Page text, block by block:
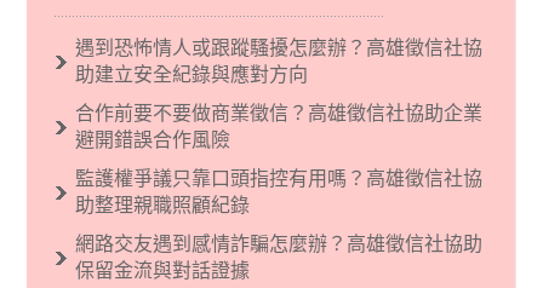
義後來就被拿來暗指偏見和歧視，而且有沙文主
義傾向的人，通常對於自己的國家和民族有超強
烈的卓越感，因而瞧不起其他國家的人，所以沙
現了男性沙文…
遇到恐怖情人或跟蹤騷擾怎麼辦？高雄徵信社協
助建立安全紀錄與應對方向
合作前要不要做商業徵信？高雄徵信社協助企業
避開錯誤合作風險
監護權爭議只靠口頭指控有用嗎？高雄徵信社協
助整理親職照顧紀錄
網路交友遇到感情詐騙怎麼辦？高雄徵信社協助
保留金流與對話證據